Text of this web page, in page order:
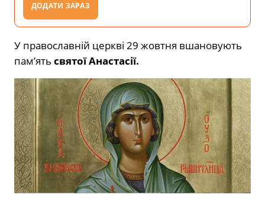
ДОДАТИ ЗАРАЗ
У православній церкві 29 жовтня вшановують
пам’ять святої Анастасії.